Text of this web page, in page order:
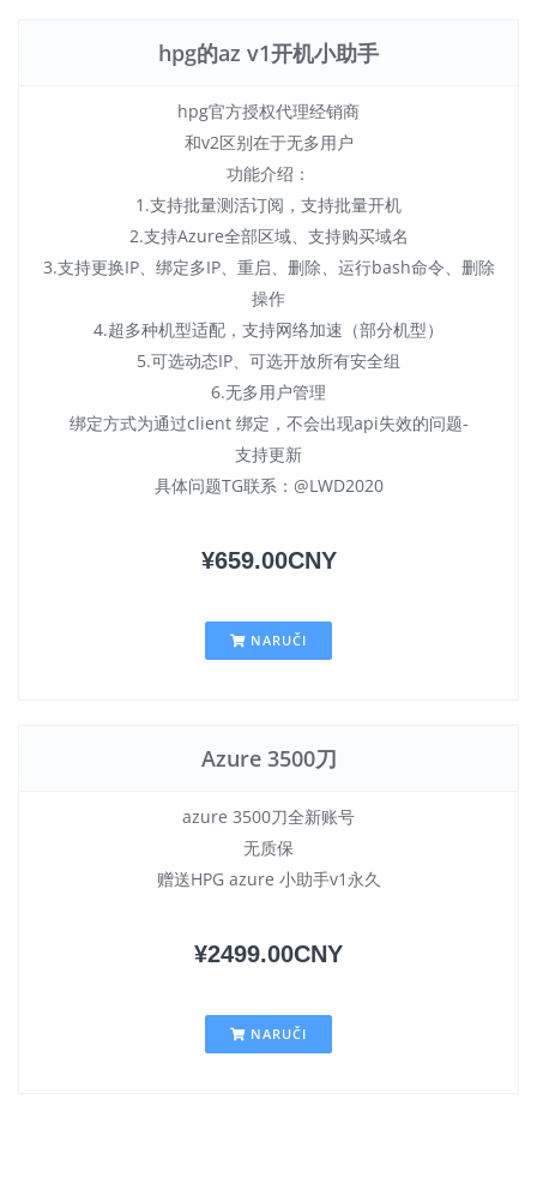
hpg的az v1开机小助手
hpg官方授权代理经销商
和v2区别在于无多用户
功能介绍：
1.支持批量测活订阅，支持批量开机
2.支持Azure全部区域、支持购买域名
3.支持更换IP、绑定多IP、重启、删除、运行bash命令、删除
操作
4.超多种机型适配，支持网络加速（部分机型）
5.可选动态IP、可选开放所有安全组
6.无多用户管理
绑定方式为通过client 绑定，不会出现api失效的问题-
支持更新
具体问题TG联系：@LWD2020
¥659.00CNY
NARUČI
Azure 3500刀
azure 3500刀全新账号
无质保
赠送HPG azure 小助手v1永久
¥2499.00CNY
NARUČI